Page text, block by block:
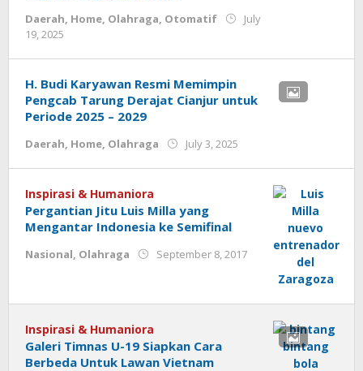
Daerah, Home, Olahraga, Otomatif
July
19, 2025
H. Budi Karyawan Resmi Memimpin
Pengcab Tarung Derajat Cianjur untuk
Periode 2025 – 2029
Daerah, Home, Olahraga July 3, 2025
Inspirasi & Humaniora
Pergantian Jitu Luis Milla yang
Mengantar Indonesia ke Semifinal
Nasional, Olahraga September 8, 2017
Inspirasi & Humaniora
Galeri Timnas U-19 Siapkan Cara
Berbeda Untuk Lawan Vietnam